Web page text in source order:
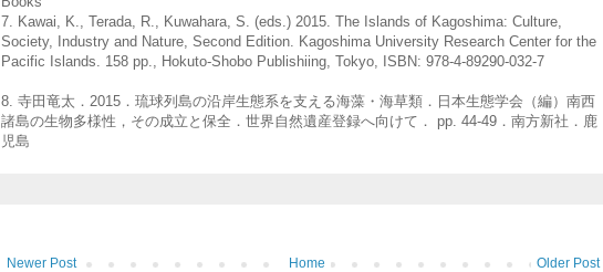
7. Kawai, K., Terada, R., Kuwahara, S. (eds.) 2015. The Islands of Kagoshima: Culture,
Society, Industry and Nature, Second Edition. Kagoshima University Research Center for the
Pacific Islands. 158 pp., Hokuto-Shobo Publishiing, Tokyo, ISBN: 978-4-89290-032-7
8. 寺田竜太．2015．琉球列島の沿岸生態系を支える海藻・海草類．日本生態学会（編）南西
諸島の生物多様性，その成立と保全．世界自然遺産登録へ向けて． pp. 44-49．南方新社．鹿
児島
Newer Post Older Post
Home